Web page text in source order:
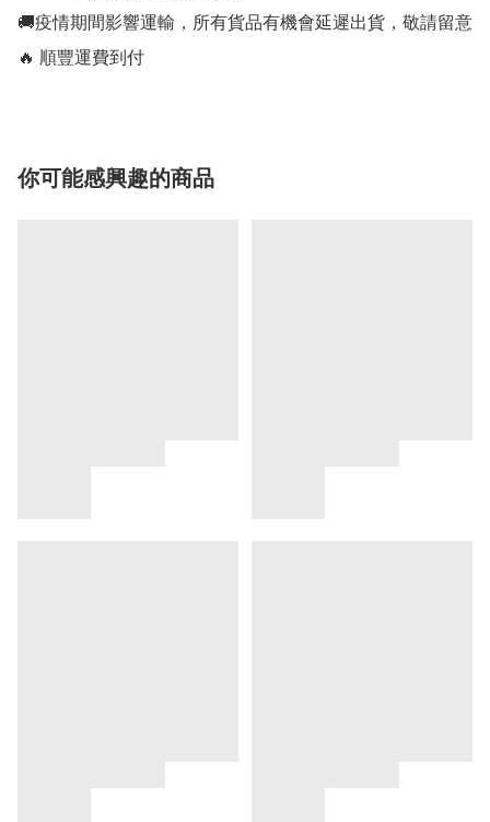
🚚疫情期間影響運輸，所有貨品有機會延遲出貨，敬請留意
🔥 順豐運費到付
你可能感興趣的商品